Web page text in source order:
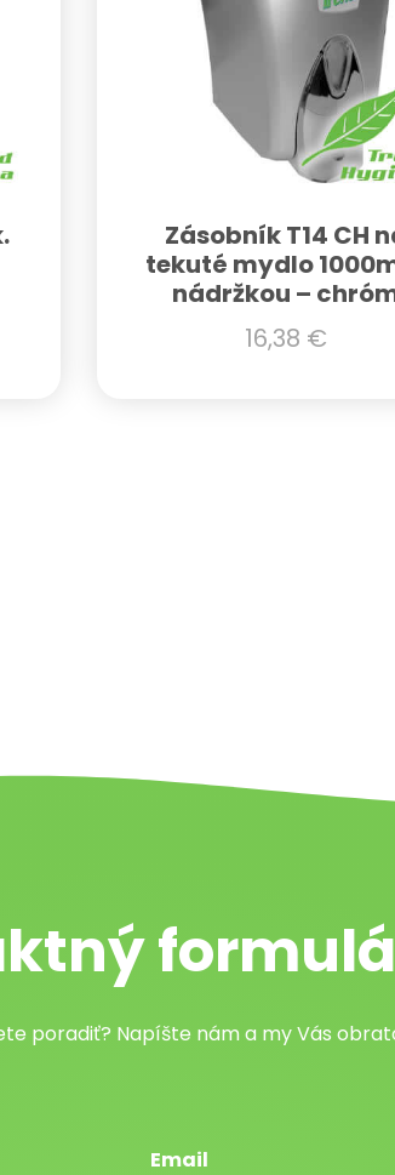
Zásobník T14 CH
tekuté mydlo
nádržkou –
16,38 €
poradiť? Napíšte nám a my Vás
Email